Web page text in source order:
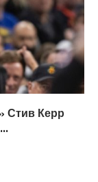
Стив Керр